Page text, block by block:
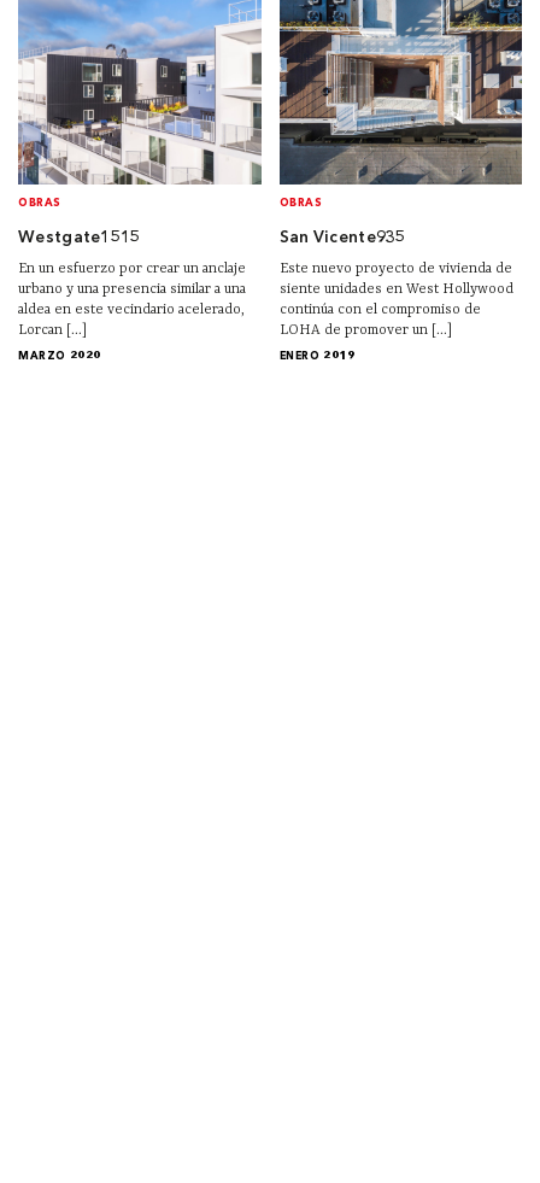
OBRAS
Westgate1515
En un esfuerzo por crear un anclaje
urbano y una presencia similar a una
aldea en este vecindario acelerado,
Lorcan [...]
MARZO 2020
OBRAS
San Vicente935
Este nuevo proyecto de vivienda de
siente unidades en West Hollywood
continúa con el compromiso de
LOHA de promover un [...]
ENERO 2019